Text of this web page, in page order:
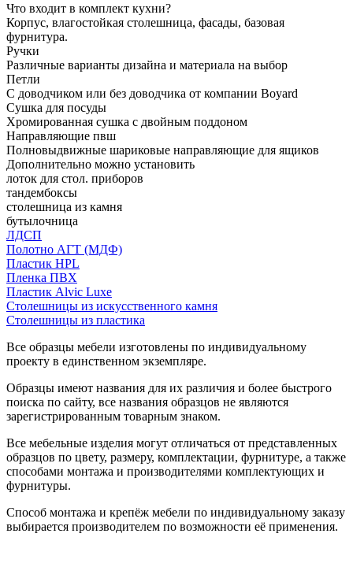
Что входит в комплект кухни?
Корпус, влагостойкая столешница, фасады, базовая
фурнитура.
Ручки
Различные варианты дизайна и материала на выбор
Петли
С доводчиком или без доводчика от компании Boyard
Сушка для посуды
Хромированная сушка с двойным поддоном
Направляющие пвш
Полновыдвижные шариковые направляющие для ящиков
Дополнительно можно установить
лоток для стол. приборов
тандембоксы
столешница из камня
бутылочница
ЛДСП
Полотно АГТ (МДФ)
Пластик HPL
Пленка ПВХ
Пластик Alvic Luxe
Столешницы из искусственного камня
Столешницы из пластика
Все образцы мебели изготовлены по индивидуальному
проекту в единственном экземпляре.
Образцы имеют названия для их различия и более быстрого
поиска по сайту, все названия образцов не являются
зарегистрированным товарным знаком.
Все мебельные изделия могут отличаться от представленных
образцов по цвету, размеру, комплектации, фурнитуре, а также
способами монтажа и производителями комплектующих и
фурнитуры.
Способ монтажа и крепёж мебели по индивидуальному заказу
выбирается производителем по возможности её применения.